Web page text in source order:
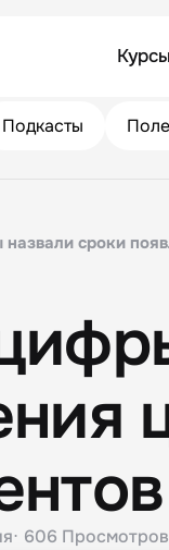
Курсы
Подкасты
сроки
606 Просмотров